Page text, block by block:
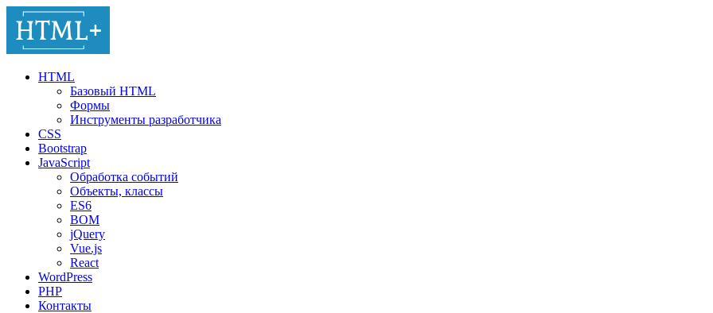
HTML
Базовый HTML
Формы
Инструменты разработчика
CSS
Bootstrap
JavaScript
Обработка событий
Объекты, классы
ES6
BOM
jQuery
Vue.js
React
WordPress
PHP
Контакты